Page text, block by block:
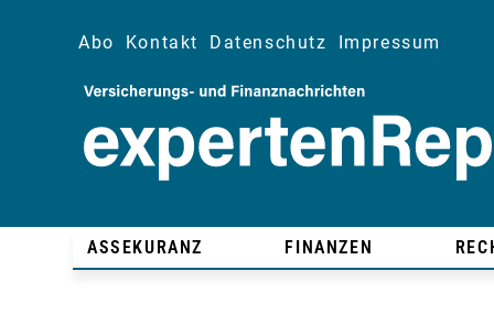
Abo Kontakt Datenschutz Impressum
ASSEKURANZ FINANZEN